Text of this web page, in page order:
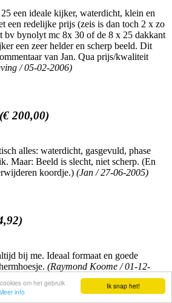
Ik snap het!
om het gebruik
info
een ideale kijker, waterdicht, klein en
een redelijke prijs (zeis is dan toch 2 x zo
bv bynolyt mc 8x 30 of de 8 x 25 dakkant
een zeer helder en scherp beeld. Dit
van Jan. Qua prijs/kwaliteit
/ 05-02-2006)
(€ 200,00)
alles: waterdicht, gasgevuld, phase
Maar: Beeld is slecht, niet scherp. (En
koordje.) (Jan / 27-06-2005)
bij me. Ideaal formaat en goede
(Raymond Koome / 01-12-